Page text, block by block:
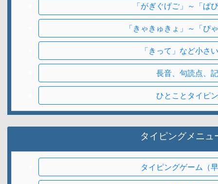
「がぎぐげご」～「ぱ
「きゃきゅきょ」～「ぴ
「きって」など小さ
長音、句読点、
ひとことタイピ
タイピングメニュ
タイピングゲーム（